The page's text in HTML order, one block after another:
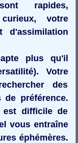
rapides,
votre
d'assimilation
plus qu'il
Votre
des
de préférence.
difficile de
vous entraîne
éphémères.